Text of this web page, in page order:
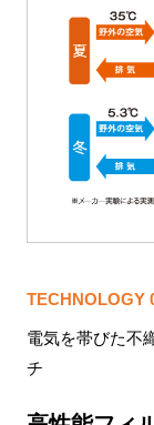
TECHNOLOGY
電気を帯びた不
チ